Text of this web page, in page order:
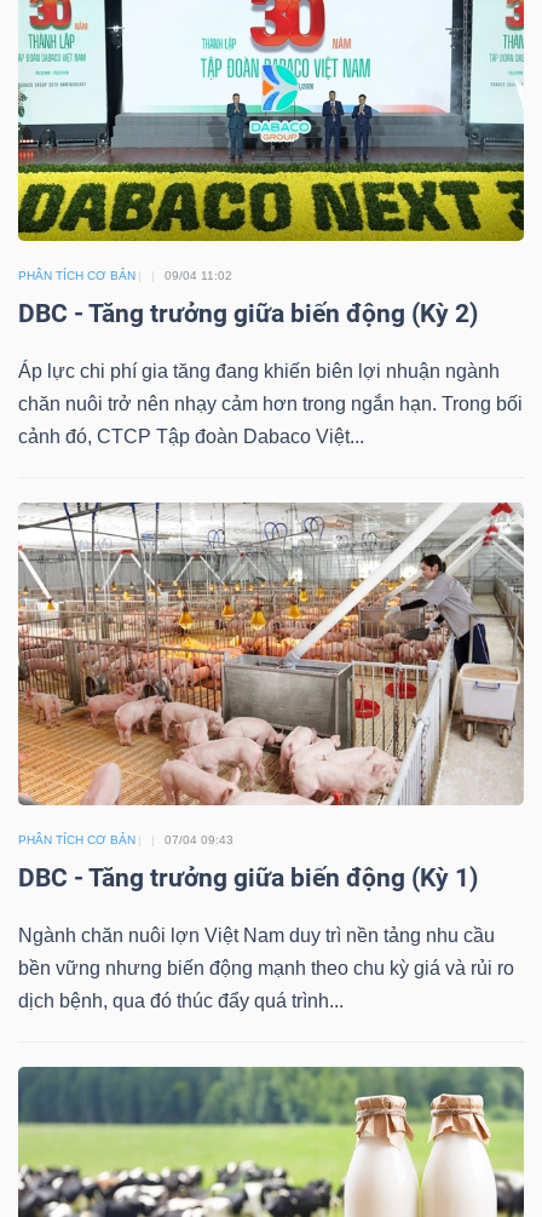
PHÂN TÍCH CƠ BẢN 09/04 11:02
DBC - Tăng trưởng giữa biến động (Kỳ 2)
Áp lực chi phí gia tăng đang khiến biên lợi nhuận ngành
chăn nuôi trở nên nhạy cảm hơn trong ngắn hạn. Trong bối
cảnh đó, CTCP Tập đoàn Dabaco Việt...
PHÂN TÍCH CƠ BẢN 07/04 09:43
DBC - Tăng trưởng giữa biến động (Kỳ 1)
Ngành chăn nuôi lợn Việt Nam duy trì nền tảng nhu cầu
bền vững nhưng biến động mạnh theo chu kỳ giá và rủi ro
dịch bệnh, qua đó thúc đẩy quá trình...
CHÍNH
CÁ
NHÂN
PHÂN
TÍCH
VIETSTOCKFINANCE
VĨ
MÔ
NGÀNH
DOANH
NGHIỆP
PHÁI
SINH